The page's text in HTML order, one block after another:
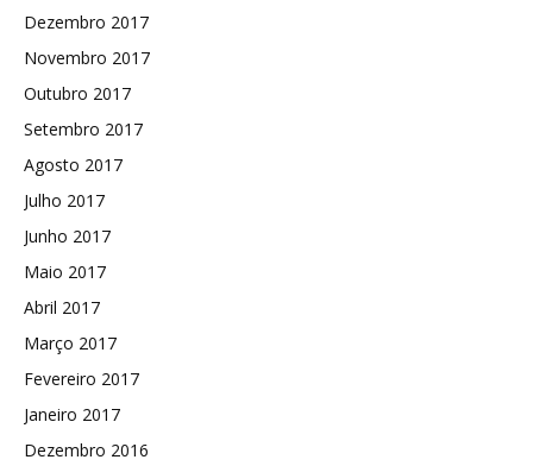
Dezembro 2017
Novembro 2017
Outubro 2017
Setembro 2017
Agosto 2017
Julho 2017
Junho 2017
Maio 2017
Abril 2017
Março 2017
Fevereiro 2017
Janeiro 2017
Dezembro 2016